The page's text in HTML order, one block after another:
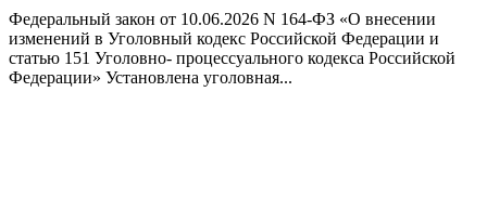
Федеральный закон от 10.06.2026 N 164-ФЗ «О внесении
изменений в Уголовный кодекс Российской Федерации и
статью 151 Уголовно- процессуального кодекса Российской
Федерации» Установлена уголовная...